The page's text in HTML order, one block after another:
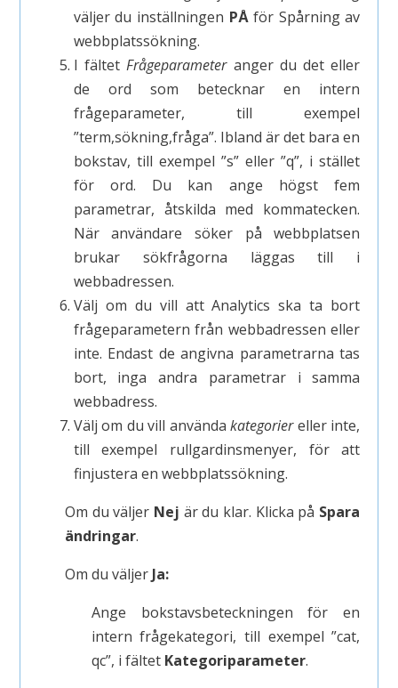
väljer du inställningen PÅför Spårning av
webbplatssökning.
I fältetFrågeparameteranger du det eller
de ord som betecknar en intern
frågeparameter, till exempel
”term,sökning,fråga”. Ibland är det bara en
bokstav, till exempel ”s” eller ”q”, i stället
för ord. Du kan ange högst fem
parametrar, åtskilda med kommatecken.
När användare söker på webbplatsen
brukar sökfrågorna läggas till i
webbadressen.
Välj om du vill att Analytics ska ta bort
frågeparametern från webbadressen eller
inte. Endast de angivna parametrarna tas
bort, inga andra parametrar i samma
webbadress.
Välj om du vill användakategoriereller inte,
till exempel rullgardinsmenyer, för att
finjustera en webbplatssökning.
Om du väljer Nej är du klar. Klicka på Spara
ändringar.
Om du väljer Ja:
Ange bokstavsbeteckningen för en
intern frågekategori, till exempel ”cat,
qc”, i fältet Kategoriparameter.